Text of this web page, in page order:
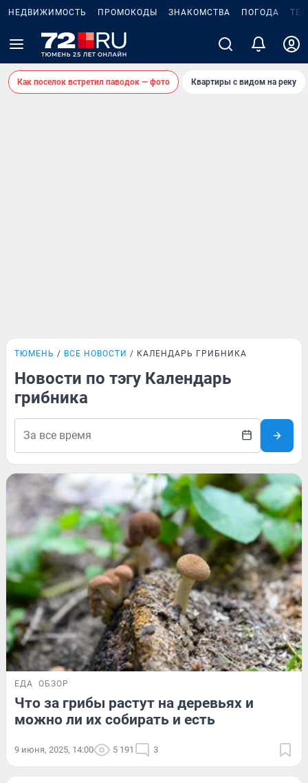
НЕДВИЖИМОСТЬ ПРОМОКОДЫ ЗНАКОМСТВА ПОГОДА
Как поселок встретил паводок — фото Квартиры с видом на реку
ТЮМЕНЬ ВСЕ НОВОСТИ КАЛЕНДАРЬ ГРИБНИКА
Новости по тэгу Календарь
грибника
ЕДА ОБЗОР
Что за грибы растут на деревьях и
можно ли их собирать и есть
9 июня, 2025, 14:00 5 191 3